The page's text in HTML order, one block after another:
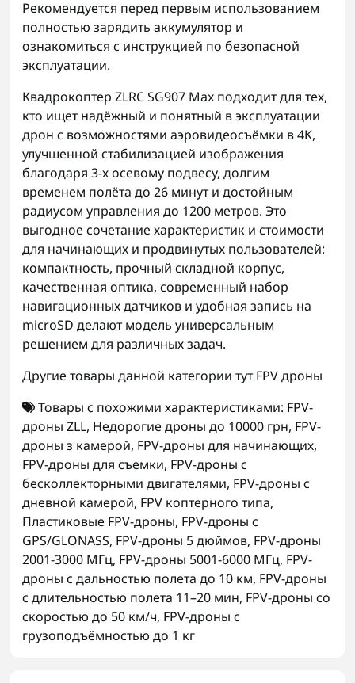
Рекомендуется перед первым использованием
полностью зарядить аккумулятор и
ознакомиться с инструкцией по безопасной
эксплуатации.
Квадрокоптер ZLRC SG907 Max подходит для тех,
кто ищет надёжный и понятный в эксплуатации
дрон с возможностями аэровидеосъёмки в 4K,
улучшенной стабилизацией изображения
благодаря 3-х осевому подвесу, долгим
временем полёта до 26 минут и достойным
радиусом управления до 1200 метров. Это
выгодное сочетание характеристик и стоимости
для начинающих и продвинутых пользователей:
компактность, прочный складной корпус,
качественная оптика, современный набор
навигационных датчиков и удобная запись на
microSD делают модель универсальным
решением для различных задач.
Другие товары данной категории тутFPV дроны
Товары с похожими характеристиками: FPV-
дроны ZLL, Недорогие дроны до 10000 грн, FPV-
дроны з камерой, FPV-дроны для начинающих,
FPV-дроны для съемки, FPV-дроны с
бесколлекторными двигателями, FPV-дроны с
дневной камерой, FPV коптерного типа,
Пластиковые FPV-дроны, FPV-дроны с
GPS/GLONASS, FPV-дроны 5 дюймов, FPV-дроны
2001-3000 МГц, FPV-дроны 5001-6000 МГц, FPV-
дроны с дальностью полета до 10 км, FPV-дроны
с длительностью полета 11–20 мин, FPV-дроны со
скоростью до 50 км/ч, FPV-дроны с
грузоподъёмностью до 1 кг